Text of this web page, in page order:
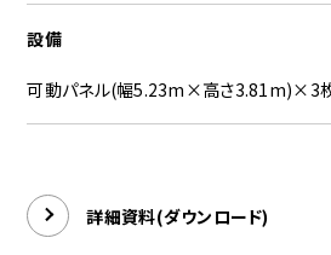
設備
可動パネル(幅5.23m×高さ3.81m)×3
詳細資料(ダウンロード)